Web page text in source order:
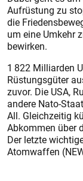
Aufrüstung zu
die
um eine Umkehr
bewirken.
1 822 Milliarden
Rüstungsgüter
zuvor. Die USA,
andere Nato-
All. Gleichzeitig
Abkommen über
Der letzte
Atomwaffen